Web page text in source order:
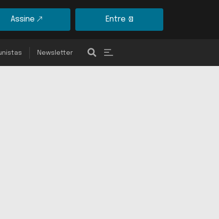
Assine Entre
Newsletter